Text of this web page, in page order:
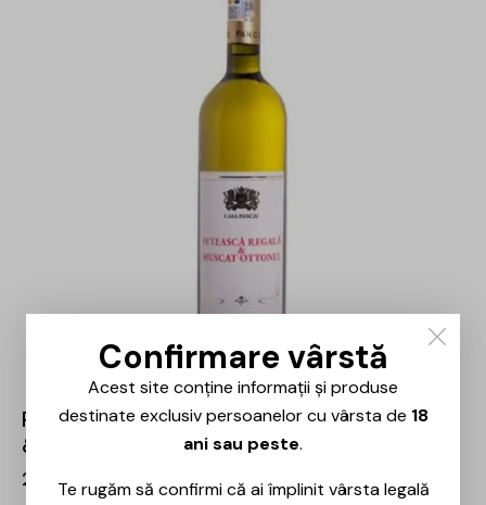
Panciu – Domeniile Panciu – Feteasca Regala
& Muscat Ottonel – 0.75L
26,00
Confirmare vârstă
Acest site conține informații și produse
destinate exclusiv persoanelor cu vârsta de 18
ani sau peste.
Te rugăm să confirmi că ai împlinit vârsta legală